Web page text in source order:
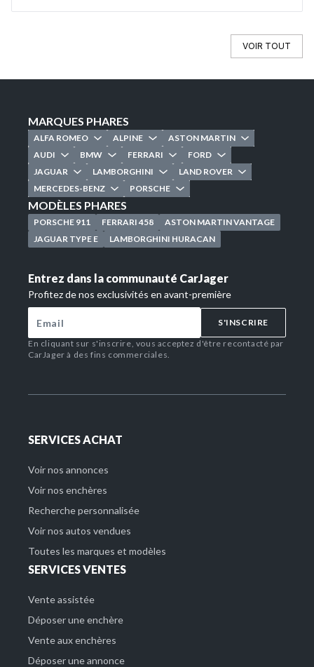
VOIR TOUT
MARQUES PHARES
ALFA ROMEO ALPINE
ASTON MARTIN
AUDI
BMW FERRARI
FORD
JAGUAR
LAMBORGHINI
LAND ROVER
MERCEDES-BENZ
PORSCHE
MODÈLES PHARES
PORSCHE 911 FERRARI 458
ASTON MARTIN VANTAGE
JAGUAR TYPE E
LAMBORGHINI HURACAN
Entrez dans la communauté CarJager
Profitez de nos exclusivités en avant-première
S'INSCRIRE
En cliquant sur s'inscrire, vous acceptez d'être recontacté par
CarJager à des fins commerciales.
SERVICES ACHAT
Voir nos annonces
Voir nos enchères
Recherche personnalisée
Voir nos autos vendues
Toutes les marques et modèles
SERVICES VENTES
Vente assistée
Déposer une enchère
Vente aux enchères
Déposer une annonce